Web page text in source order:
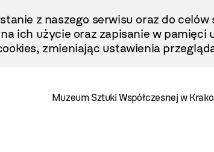
z naszego serwisu oraz do
ich użycie oraz zapisanie w pamięci
zmieniając ustawienia
Muzeum Sztuki Współczesnej w